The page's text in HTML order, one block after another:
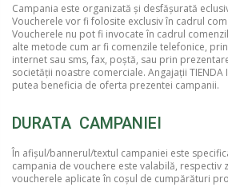
Campania este organizată și desfășurată
Voucherele vor fi folosite exclusiv în cadrul
Voucherele nu pot fi invocate în cadrul
alte metode cum ar fi comenzile telefonice,
internet sau sms, fax, poștă, sau prin
societății noastre comerciale. Angajații TIENDA
putea beneficia de oferta prezentei campanii.
DURATA CAMPANIEI
În afișul/bannerul/textul campaniei este
campania de vouchere este valabilă, respectiv
voucherele aplicate în coșul de cumpărături